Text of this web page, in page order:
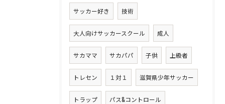
サッカー好き 技術
大人向けサッカースクール 成人
サカママ サカパパ 子供 上級者
トレセン １対１ 滋賀県少年サッカー
トラップ パス&コントロール